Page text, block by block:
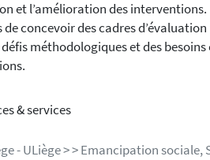
et l’amélioration des
concevoir des cadres
méthodologiques et des
& services
- ULiège > > Emancipation